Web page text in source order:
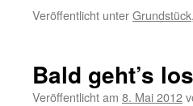
Veröffentlicht unterGrundstück,
Bald geht’s
Veröffentlicht am 8. Mai 2012